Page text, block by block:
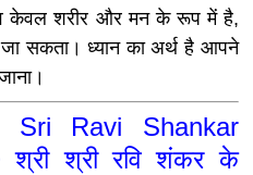
केवल शरीर और मन के रूप में है,
जा सकता। ध्यान का अर्थ है आपने
Sri Ravi Shankar
श्री रवि शंकर के